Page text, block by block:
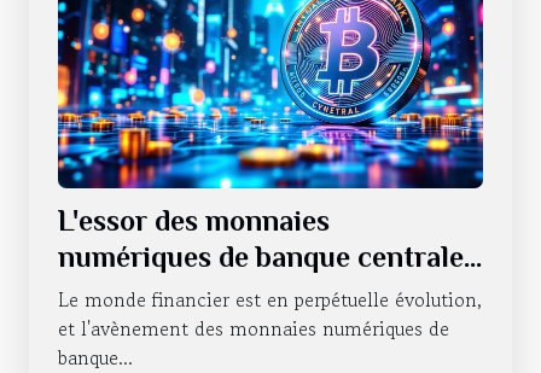
L'essor des monnaies
numériques de banque centrale
et leur potentiel global
Le monde financier est en perpétuelle évolution,
et l'avènement des monnaies numériques de
banque...